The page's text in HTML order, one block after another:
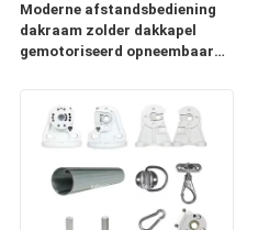
Moderne afstandsbediening
dakraam zolder dakkapel
gemotoriseerd opneembaar